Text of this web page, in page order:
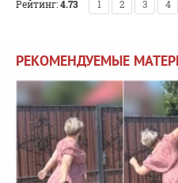
Рейтинг:4.73 1 2 3 4
РЕКОМЕНДУЕМЫЕ